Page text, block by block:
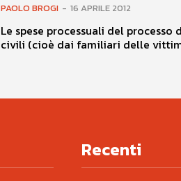
PAOLO BROGI - 16 APRILE 2012
Le spese processuali del
civili (cioè dai familiari delle
Recenti